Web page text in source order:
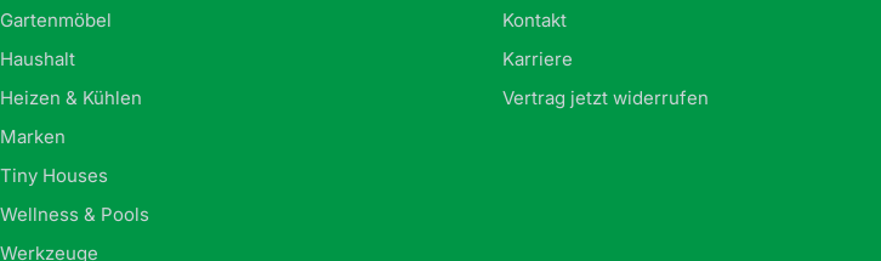
Gartenmöbel
Haushalt
Heizen & Kühlen
Marken
Tiny Houses
Wellness & Pools
Werkzeuge
Kontakt
Karriere
Vertrag jetzt widerrufen